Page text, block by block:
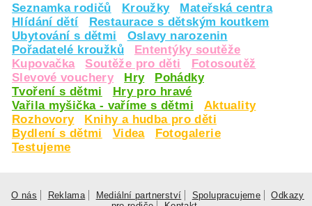
Seznamka rodičů Kroužky
Mateřská centra
Hlídání dětí
Restaurace s dětským koutkem
Ubytování s dětmi
Oslavy narozenin
Pořadatelé kroužků
Ententýky soutěže
Kupovačka
Soutěže pro děti
Fotosoutěž
Slevové vouchery
Hry
Pohádky
Tvoření s dětmi
Hry pro hravé
Vařila myšička - vaříme s dětmi
Aktuality
Rozhovory
Knihy a hudba pro děti
Bydlení s dětmi
Videa
Fotogalerie
Testujeme
O nás Reklama Mediální partnerství Spolupracujeme
Odkazy